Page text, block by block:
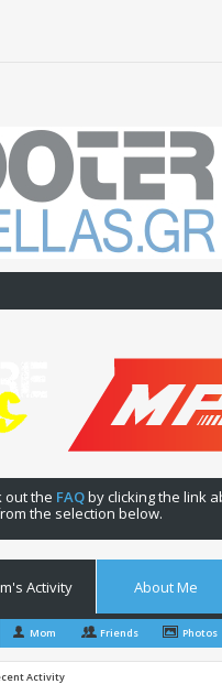
out the FAQby clicking the link
the selection below.
Activity About Me
Mom Friends Photos
Activity